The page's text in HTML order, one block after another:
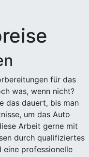
für das
was, wenn nicht?
das dauert, bis man
um das Auto
Arbeit gerne mit
durch qualifiziertes
eine professionelle